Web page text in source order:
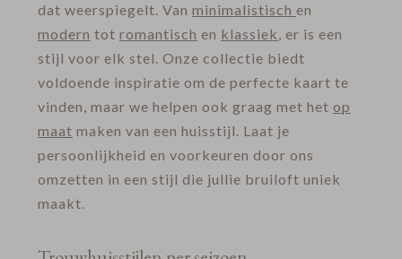
dat weerspiegelt. Van minimalistisch en
modern tot romantisch en klassiek, er is een
stijl voor elk stel. Onze collectie biedt
voldoende inspiratie om de perfecte kaart te
vinden, maar we helpen ook graag met het op
maat maken van een huisstijl. Laat je
persoonlijkheid en voorkeuren door ons
omzetten in een stijl die jullie bruiloft uniek
maakt.